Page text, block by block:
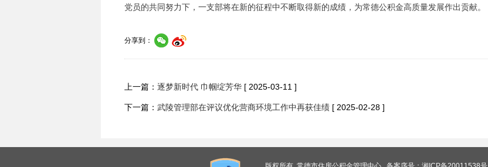
党员的共同努力下，一支部将在新的征程中不断取得新的成绩，为常德公积金高质量发展作出贡献。
分享到：
上一篇： 逐梦新时代 巾帼绽芳华 [ 2025-03-11 ]
下一篇： 武陵管理部在评议优化营商环境工作中再获佳绩 [ 2025-02-28 ]